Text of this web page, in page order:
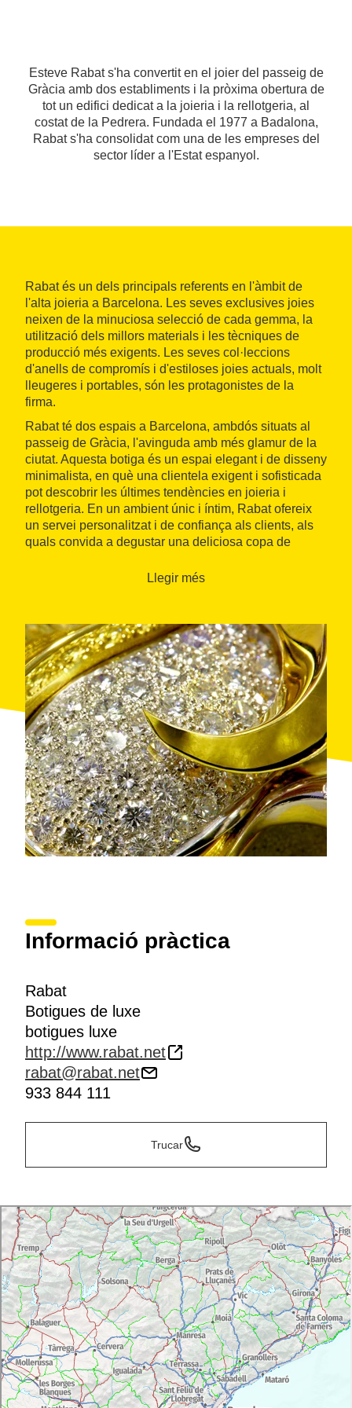
Esteve Rabat s'ha convertit en el joier del passeig de
Gràcia amb dos establiments i la pròxima obertura de
tot un edifici dedicat a la joieria i la rellotgeria, al
costat de la Pedrera. Fundada el 1977 a Badalona,
Rabat s'ha consolidat com una de les empreses del
sector líder a l'Estat espanyol.
Rabat és un dels principals referents en l'àmbit de
l'alta joieria a Barcelona. Les seves exclusives joies
neixen de la minuciosa selecció de cada gemma, la
utilització dels millors materials i les tècniques de
producció més exigents. Les seves col·leccions
d'anells de compromís i d'estiloses joies actuals, molt
lleugeres i portables, són les protagonistes de la
firma.
Rabat té dos espais a Barcelona, ambdós situats al
passeig de Gràcia, l'avinguda amb més glamur de la
ciutat. Aquesta botiga és un espai elegant i de disseny
minimalista, en què una clientela exigent i sofisticada
pot descobrir les últimes tendències en joieria i
rellotgeria. En un ambient únic i íntim, Rabat ofereix
un servei personalitzat i de confiança als clients, als
quals convida a degustar una deliciosa copa de
Llegir més
Informació pràctica
Rabat
Botigues de luxe
botigues luxe
http://www.rabat.net
rabat@rabat.net
933 844 111
Trucar